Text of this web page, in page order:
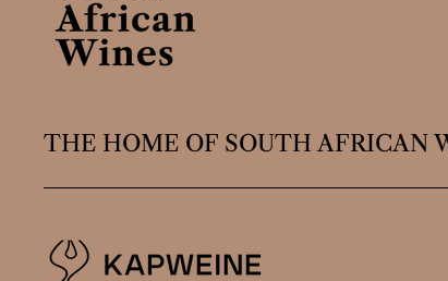
THE HOME OF SOUTH AFRICAN